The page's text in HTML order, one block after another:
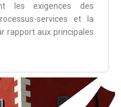
les exigences des
services et la
rapport aux principales